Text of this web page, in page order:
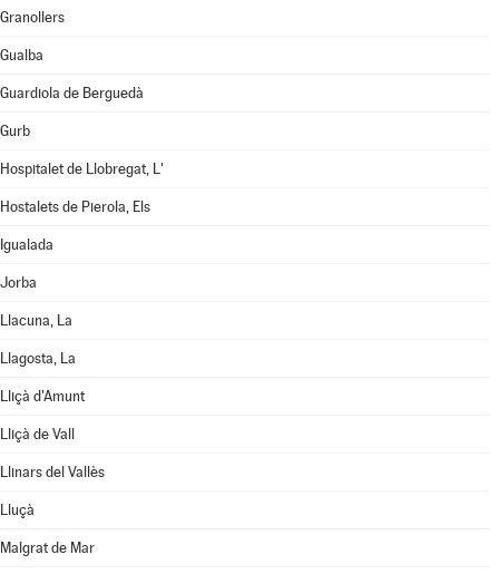
Granollers
Gualba
Guardiola de Berguedà
Gurb
Hospitalet de Llobregat, L'
Hostalets de Pierola, Els
Igualada
Jorba
Llacuna, La
Llagosta, La
Lliçà d'Amunt
Lliçà de Vall
Llinars del Vallès
Lluçà
Malgrat de Mar